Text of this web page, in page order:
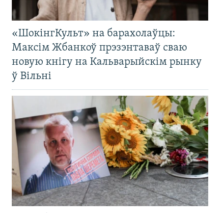
«ШокінгКульт» на барахолаўцы:
Максім Жбанкоў прэзэнтаваў сваю
новую кнігу на Кальварыйскім рынку
ў Вільні